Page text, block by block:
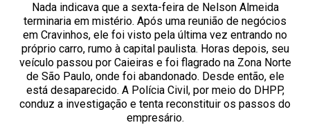
Nada indicava que a sexta-feira de Nelson Almeida
terminaria em mistério. Após uma reunião de negócios
em Cravinhos, ele foi visto pela última vez entrando no
próprio carro, rumo à capital paulista. Horas depois, seu
veículo passou por Caieiras e foi flagrado na Zona Norte
de São Paulo, onde foi abandonado. Desde então, ele
está desaparecido. A Polícia Civil, por meio do DHPP,
conduz a investigação e tenta reconstituir os passos do
empresário.